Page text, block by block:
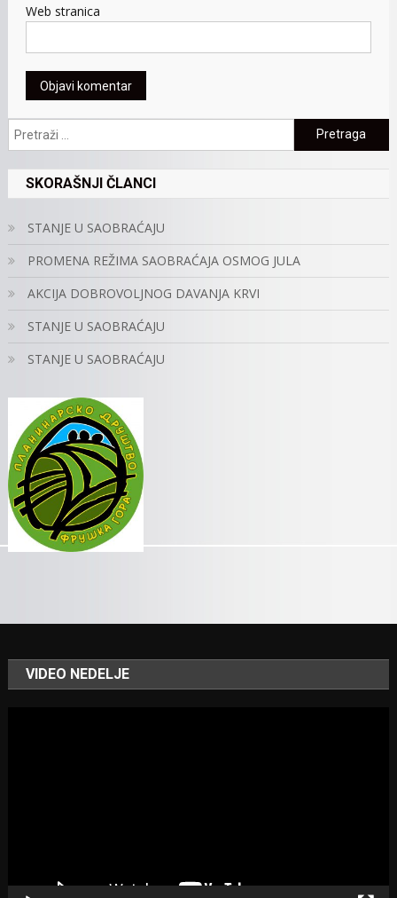
Web stranica
Pretraga:
SKORAŠNJI ČLANCI
STANJE U SAOBRAĆAJU
PROMENA REŽIMA SAOBRAĆAJA OSMOG JULA
AKCIJA DOBROVOLJNOG DAVANJA KRVI
STANJE U SAOBRAĆAJU
STANJE U SAOBRAĆAJU
VIDEO NEDELJE